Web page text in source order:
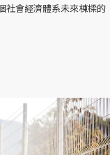
社會經濟體系未來棟樑的